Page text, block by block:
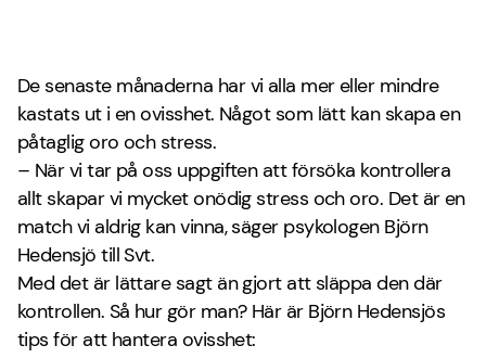
De senaste månaderna har vi alla mer eller mindre
kastats ut i en ovisshet. Något som lätt kan skapa en
påtaglig oro och stress.
– När vi tar på oss uppgiften att försöka kontrollera
allt skapar vi mycket onödig stress och oro. Det är en
match vi aldrig kan vinna, säger psykologen Björn
Hedensjö till Svt.
Med det är lättare sagt än gjort att släppa den där
kontrollen. Så hur gör man? Här är Björn Hedensjös
tips för att hantera ovisshet: